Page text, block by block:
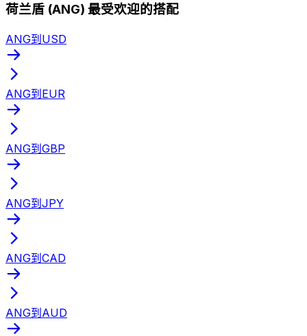
荷兰盾 (ANG) 最受欢迎的搭配
ANG到USD
ANG到EUR
ANG到GBP
ANG到JPY
ANG到CAD
ANG到AUD